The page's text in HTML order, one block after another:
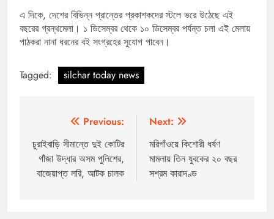
এ দিকে, দেশের বিভিন্ন প্রান্তের প্রকাশকদের স্টলে ভরে উঠেছে এই
বছরের গ্রন্থমেলা। ১ ডিসেম্বর থেকে ১০ ডিসেম্বর পর্যন্ত চলা এই মেলায়
পাঠকরা নানা ধরনের বই সংগ্রহের সুযোগ পাবেন।
Tagged: silchar today news
navigation
Previous:
চুরাইবাড়ি সীমান্তে দুই কোটির
গাঁজা উদ্ধার অসম পুলিশের,
বাজেয়াপ্ত লরি, আটক চালক
Next:
মরিগাঁওয়ে কিশোরী ধর্ষণ
মামলায় তিন যুবকের ২০ বছর
সশ্রম কারাদণ্ড